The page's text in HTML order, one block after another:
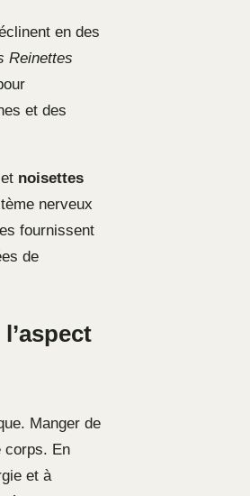
en des
Reinettes
et des
noisettes
nerveux
fournissent
de
Manger de
corps. En
et à